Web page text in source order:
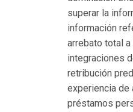
superar la
información
arrebato total
integraciones
retribución
experiencia de
préstamos
с
у
ч
а
с
т
и